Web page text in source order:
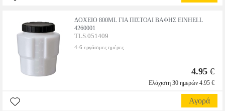
ΔΟΧΕΙΟ 800ML ΓΙΑ ΠΙΣΤΟΛΙ ΒΑΦΗΣ EINHELL
4260001
TLS.051409
4-6 εργάσιμες ημέρες
4.95 €
Ελάχιστη 30 ημερών 4.95 €
Αγορά